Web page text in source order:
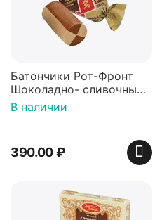
Батончики Рот-Фронт
Шоколадно- сливочный
вкус 500гр
В наличии
390.00₽